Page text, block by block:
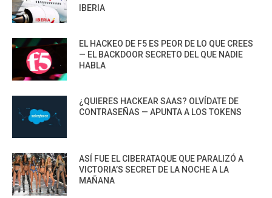
IBERIA
EL HACKEO DE F5 ES PEOR DE LO QUE CREES
— EL BACKDOOR SECRETO DEL QUE NADIE
HABLA
¿QUIERES HACKEAR SAAS? OLVÍDATE DE
CONTRASEÑAS — APUNTA A LOS TOKENS
ASÍ FUE EL CIBERATAQUE QUE PARALIZÓ A
VICTORIA’S SECRET DE LA NOCHE A LA
MAÑANA